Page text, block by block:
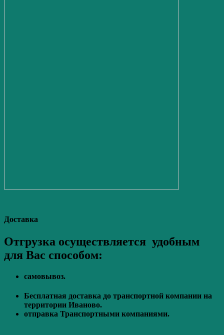
Доставка
Отгрузка осуществляется удобным
для Вас способом:
самовывоз.
Бесплатная доставка до транспортной компании на
территории Иваново.
отправка Транспортными компаниями.